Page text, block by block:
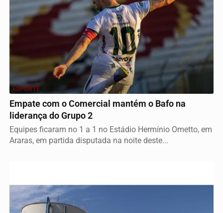
ESPORTE
Empate com o Comercial mantém o Bafo na
liderança do Grupo 2
Equipes ficaram no 1 a 1 no Estádio Hermínio Ometto, em
Araras, em partida disputada na noite deste...